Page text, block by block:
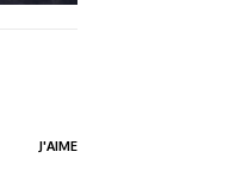
J'AIME